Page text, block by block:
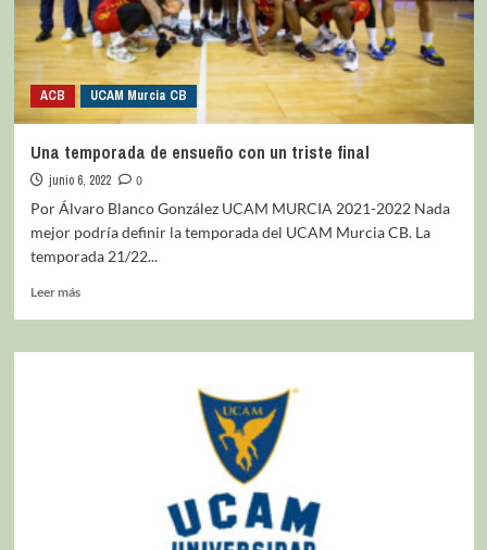
ACB UCAM Murcia CB
Una temporada de ensueño con un triste final
junio 6, 2022
0
Por Álvaro Blanco González UCAM MURCIA 2021-2022 Nada
mejor podría definir la temporada del UCAM Murcia CB. La
temporada 21/22...
Leer más